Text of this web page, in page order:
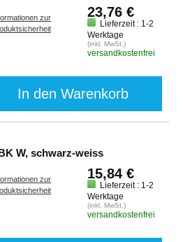
zur
23,76 €
Lieferzeit : 1-2
Werktage
(inkl. MwSt.)
versandkostenfrei
In den Warenkorb
Farbband TZE-FX 231 BK W, schwarz-weiss
zur
15,84 €
Lieferzeit : 1-2
Werktage
(inkl. MwSt.)
versandkostenfrei